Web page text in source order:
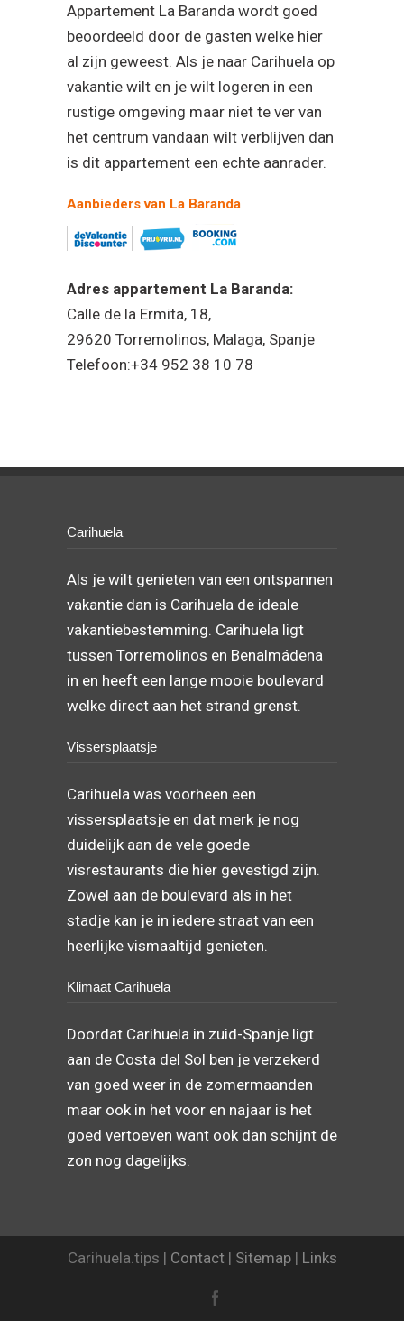
Appartement La Baranda wordt goed
beoordeeld door de gasten welke hier
al zijn geweest. Als je naar Carihuela op
vakantie wilt en je wilt logeren in een
rustige omgeving maar niet te ver van
het centrum vandaan wilt verblijven dan
is dit appartement een echte aanrader.
Aanbieders van La Baranda
Adres appartement La Baranda:
Calle de la Ermita, 18,
29620 Torremolinos, Malaga, Spanje
Telefoon:+34 952 38 10 78
Carihuela
Als je wilt genieten van een ontspannen
vakantie dan is Carihuela de ideale
vakantiebestemming. Carihuela ligt
tussen Torremolinos en Benalmádena
in en heeft een lange mooie boulevard
welke direct aan het strand grenst.
Vissersplaatsje
Carihuela was voorheen een
vissersplaatsje en dat merk je nog
duidelijk aan de vele goede
visrestaurants die hier gevestigd zijn.
Zowel aan de boulevard als in het
stadje kan je in iedere straat van een
heerlijke vismaaltijd genieten.
Klimaat Carihuela
Doordat Carihuela in zuid-Spanje ligt
aan de Costa del Sol ben je verzekerd
van goed weer in de zomermaanden
maar ook in het voor en najaar is het
goed vertoeven want ook dan schijnt de
zon nog dagelijks.
Carihuela.tips | Contact | Sitemap| Links